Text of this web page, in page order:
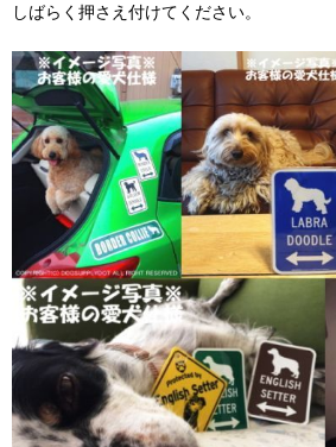
しばらく押さえ付けてください。